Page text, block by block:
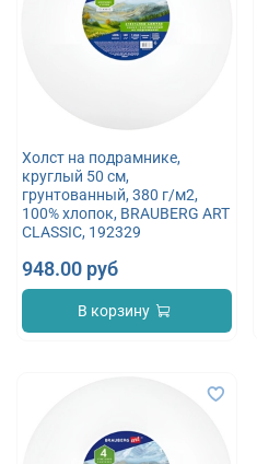
Холст на подрамнике,
круглый 50 см,
грунтованный, 380 г/м2,
100% хлопок, BRAUBERG ART
CLASSIC, 192329
948.00 руб
В корзину